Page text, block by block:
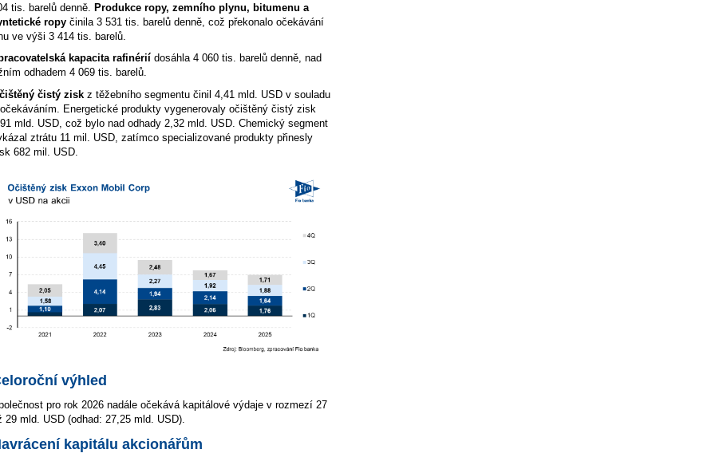
tis. barelů denně. Produkce ropy, zemního plynu, bitumenu a
ropy činila 3 531 tis. barelů denně, což překonalo očekávání
ve výši 3 414 tis. barelů.
kapacita rafinérií dosáhla 4 060 tis. barelů denně, nad
odhadem 4 069 tis. barelů.
čistý zisk z těžebního segmentu činil 4,41 mld. USD v souladu
Energetické produkty vygenerovaly očištěný čistý zisk
mld. USD, což bylo nad odhady 2,32 mld. USD. Chemický segment
ztrátu 11 mil. USD, zatímco specializované produkty přinesly
682 mil. USD.
výhled
pro rok 2026 nadále očekává kapitálové výdaje v rozmezí 27
29 mld. USD (odhad: 27,25 mld. USD).
kapitálu akcionářům